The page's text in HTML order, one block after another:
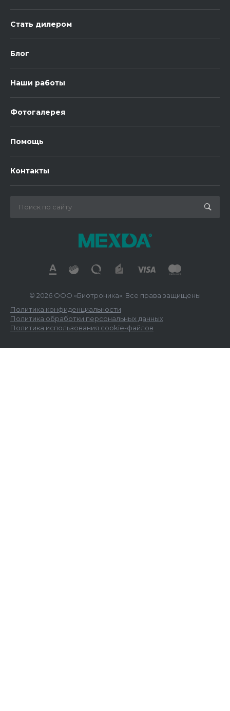
Стать дилером
Блог
Наши работы
Фотогалерея
Помощь
Контакты
© 2026 ООО «Биотроника». Все права защищены
Политика конфиденциальности
Политика обработки персональных данных
Политика использования cookie-файлов